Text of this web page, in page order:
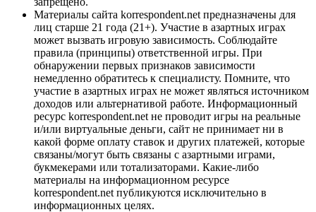
Материалы сайта korrespondent.net предназначены для
лиц старше 21 года (21+). Участие в азартных играх
может вызвать игровую зависимость. Соблюдайте
правила (принципы) ответственной игры. При
обнаружении первых признаков зависимости
немедленно обратитесь к специалисту. Помните, что
участие в азартных играх не может являться источником
доходов или альтернативой работе. Информационный
ресурс korrespondent.net не проводит игры на реальные
и/или виртуальные деньги, сайт не принимает ни в
какой форме оплату ставок и других платежей, которые
связаны/могут быть связаны с азартными играми,
букмекерами или тотализаторами. Какие-либо
материалы на информационном ресурсе
korrespondent.net публикуются исключительно в
информационных целях.